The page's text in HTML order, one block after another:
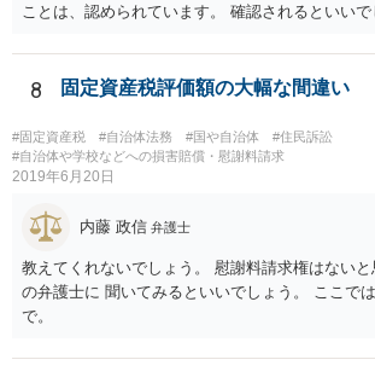
ことは、認められています。 確認されるといいで
8 固定資産税評価額の大幅な間違い
#固定資産税 #自治体法務 #国や自治体
#住民訴訟
#自治体や学校などへの損害賠償・慰謝料請求
2019年6月20日
内藤 政信 弁護士
教えてくれないでしょう。 慰謝料請求権はないと
の弁護士に 聞いてみるといいでしょう。 ここで
で。